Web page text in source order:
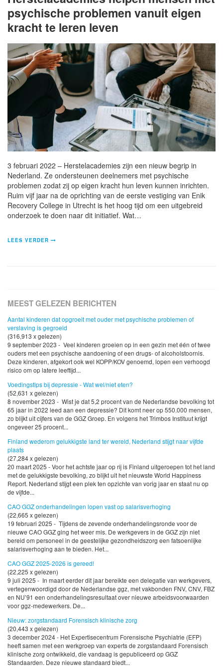
psychische problemen vanuit eigen
kracht te leren leven
3 februari 2022 – Herstelacademies zijn een nieuw begrip in
Nederland. Ze ondersteunen deelnemers met psychische
problemen zodat zij op eigen kracht hun leven kunnen inrichten.
Ruim vijf jaar na de oprichting van de eerste vestiging van Enik
Recovery College in Utrecht is het hoog tijd om een uitgebreid
onderzoek te doen naar dit initiatief. Wat…
LEES VERDER
MEEST GELEZEN BERICHTEN
Aantal kinderen dat opgroeit met ouder met psychische problemen of
verslaving is gegroeid
(316,913 x gelezen)
9 september 2023 - Veel kinderen groeien op in een gezin met één of twee
ouders met een psychische aandoening of een drugs- of alcoholstoornis.
Deze kinderen, afgekort ook wel KOPP/KOV genoemd, lopen een verhoogd
risico om op latere leeftijd...
Voedingstips bij depressie - Wat wel/niet eten?
(52,631 x gelezen)
8 november 2023 - Wist je dat 5,2 procent van de Nederlandse bevolking tot
65 jaar in 2022 leed aan een depressie? Dit komt neer op 550.000 mensen,
zo blijkt uit cijfers van de GGZ Groep. En volgens het Trimbos Instituut krijgt
ongeveer 25 procent...
Finland wederom gelukkigste land ter wereld, Nederland stijgt naar vijfde
plaats
(27,284 x gelezen)
20 maart 2025 - Voor het achtste jaar op rij is Finland uitgeroepen tot het land
met de gelukkigste bevolking, zo blijkt uit het nieuwste World Happiness
Report. Nederland stijgt een plek ten opzichte van vorig jaar en staat nu op
de vijfde...
CAO GGZ onderhandelingen lopen vast op salarisverhoging
(22,665 x gelezen)
19 februari 2025 - Tijdens de zevende onderhandelingsronde voor de
nieuwe CAO GGZ ging het weer mis. De werkgevers in de GGZ zijn niet
bereid om personeel in de geestelijke gezondheidszorg een fatsoenlijke
salarisverhoging aan te bieden. Het...
CAO GGZ 2025-2026 is gereed!
(22,225 x gelezen)
9 juli 2025 - In maart eerder dit jaar bereikte een delegatie van werkgevers,
vertegenwoordigd door de Nederlandse ggz, met vakbonden FNV, CNV, FBZ
en NU’91 een onderhandelingsresultaat over nieuwe arbeidsvoorwaarden
voor ggz-medewerkers. De...
Nieuw: zorgstandaard Forensisch klinische zorg
(20,443 x gelezen)
3 december 2024 - Het Expertisecentrum Forensische Psychiatrie (EFP)
heeft samen met een werkgroep van experts de zorgstandaard Forensisch
klinische zorg ontwikkeld, die vandaag is gepubliceerd op GGZ
Standaarden. Deze nieuwe standaard biedt...